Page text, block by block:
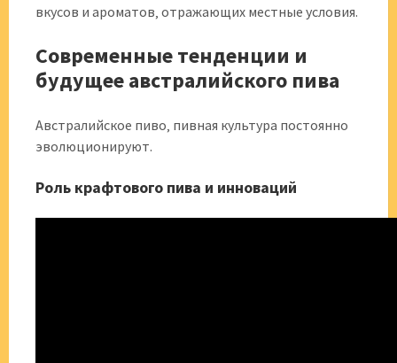
вкусов и ароматов‚ отражающих местные условия.
Современные тенденции и
будущее австралийского пива
Австралийское пиво‚ пивная культура постоянно
эволюционируют.
Роль крафтового пива и инноваций